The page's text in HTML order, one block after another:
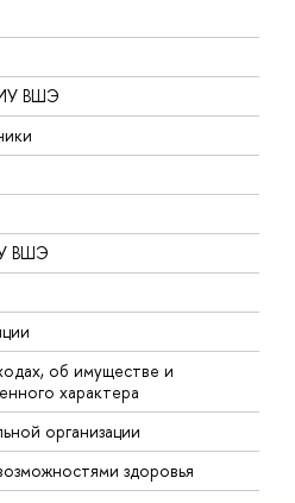
ВШЭ
ВШЭ
об имуществе и
характера
организации
здоровья